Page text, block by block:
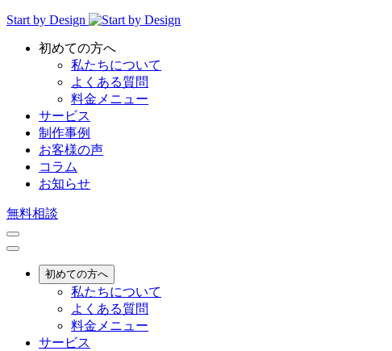
Start by Design
初めての方へ
私たちについて
よくある質問
料金メニュー
サービス
制作事例
お客様の声
コラム
お知らせ
無料相談
初めての方へ
私たちについて
よくある質問
料金メニュー
サービス